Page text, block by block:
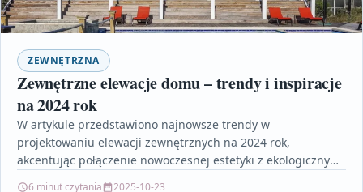
ZEWNĘTRZNA
Zewnętrzne elewacje domu – trendy i inspiracje
na 2024 rok
W artykule przedstawiono najnowsze trendy w
projektowaniu elewacji zewnętrznych na 2024 rok,
akcentując połączenie nowoczesnej estetyki z ekologicznymi
6 minut czytania 2025-10-23